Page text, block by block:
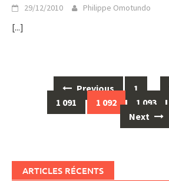
29/12/2010 Philippe Omotundo
[...]
navigation
Previous 1 …
1 091
1 092 1 093
Next
ARTICLES RÉCENTS